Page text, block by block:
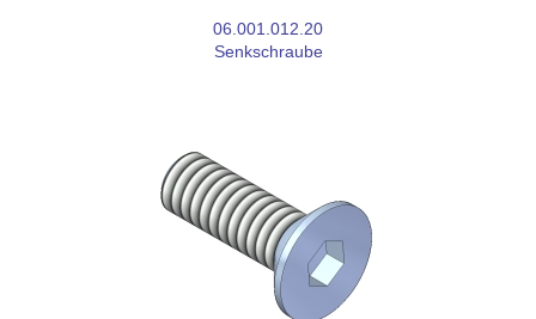
06.001.012.20
Senkschraube